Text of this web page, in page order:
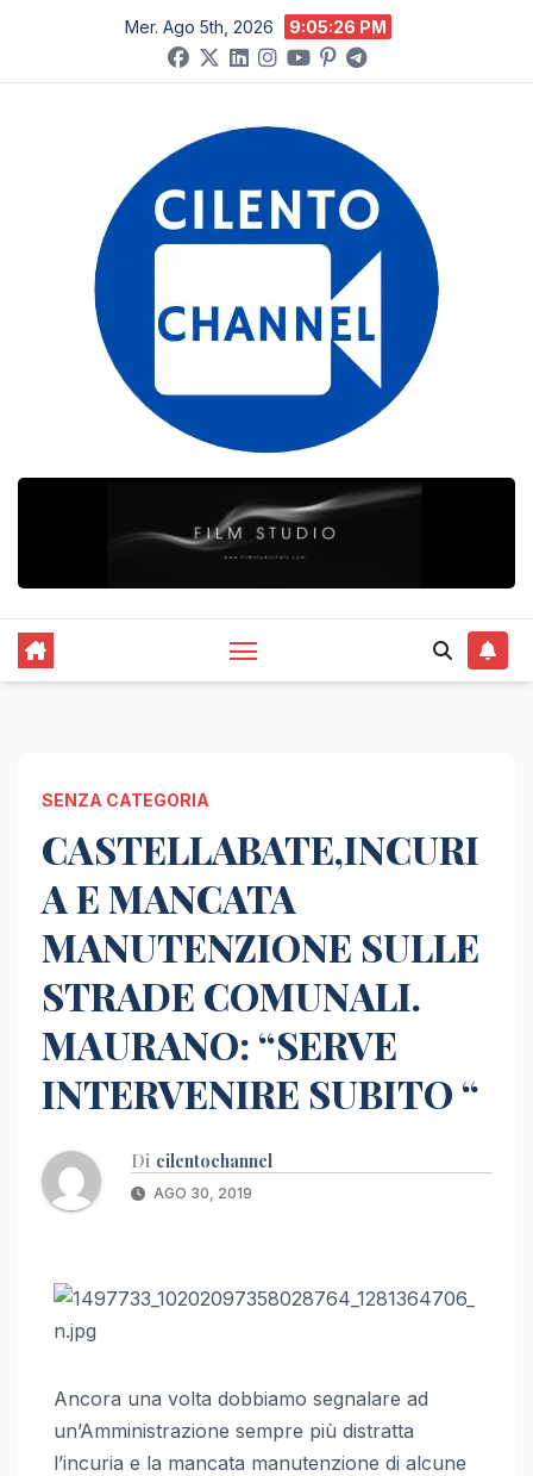
contenuto
Mer. Ago 5th, 2026 9:05:27 PM
SENZA CATEGORIA
CASTELLABATE,INCURI
A E MANCATA
MANUTENZIONE SULLE
STRADE COMUNALI.
MAURANO: “SERVE
INTERVENIRE SUBITO “
Di cilentochannel
AGO 30, 2019
Ancora una volta dobbiamo segnalare ad
un’Amministrazione sempre più distratta
l’incuria e la mancata manutenzione di alcune